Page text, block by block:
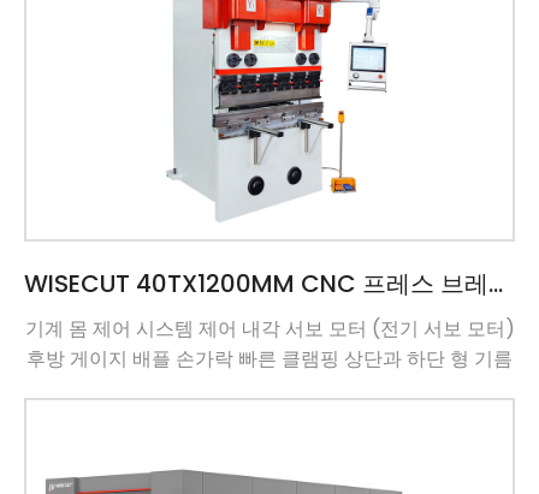
WISECUT 40TX1200MM CNC 프레스 브레이크 전기 모형
기계 몸 제어 시스템 제어 내각 서보 모터 (전기 서보 모터)
후방 게이지 배플 손가락 빠른 클램핑 상단과 하단 형 기름
mm 목 깊이 300 […]